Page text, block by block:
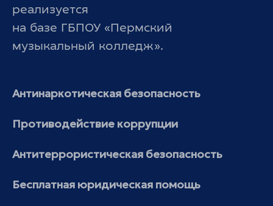
реализуется
на базе ГБПОУ «Пермский
музыкальный колледж».
Антинаркотическая безопасность
Противодействие коррупции
Антитеррористическая безопасность
Бесплатная юридическая помощь